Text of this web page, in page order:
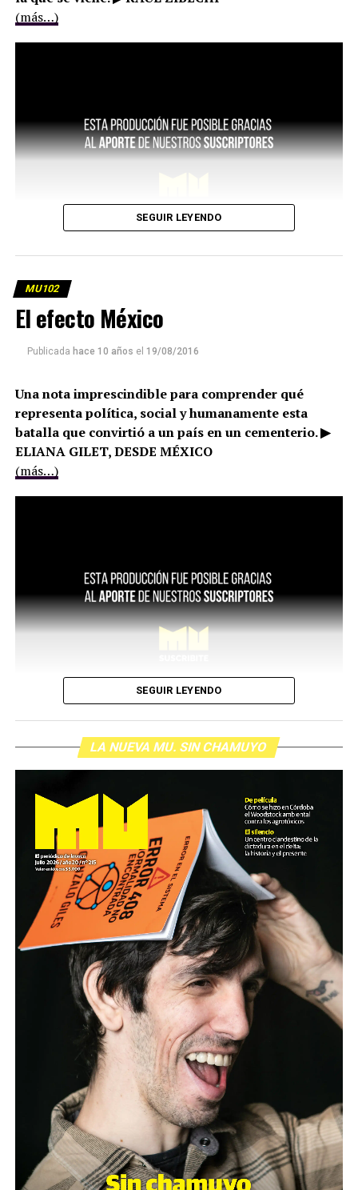
(más…)
SEGUIR LEYENDO
MU102
El efecto México
Publicada hace 10 años el 19/08/2016
Una nota imprescindible para comprender qué
representa política, social y humanamente esta
batalla que convirtió a un país en un cementerio. ▶
ELIANA GILET, DESDE MÉXICO
(más…)
SEGUIR LEYENDO
LA NUEVA MU. SIN CHAMUYO